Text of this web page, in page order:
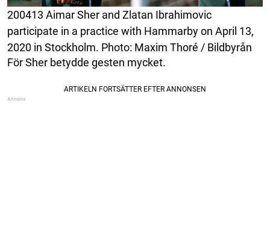
200413 Aimar Sher and Zlatan Ibrahimovic
participate in a practice with Hammarby on April 13,
2020 in Stockholm. Photo: Maxim Thoré / Bildbyrån
För Sher betydde gesten mycket.